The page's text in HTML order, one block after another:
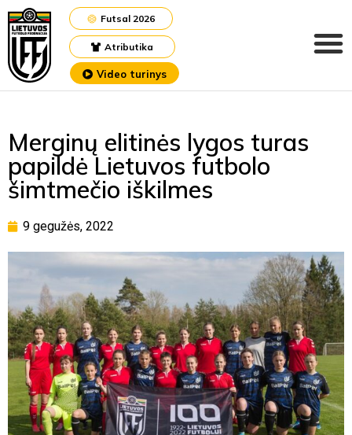
Atributika
Futsal 2026
Video turinys
Merginų elitinės lygos turas
papildė Lietuvos futbolo
šimtmečio iškilmes
9 gegužės, 2022